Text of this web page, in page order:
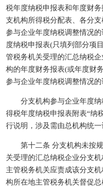
税年度纳税申报表和年度财
支机构所得税分配表、各分
参与企业年度纳税调整情况
度纳税申报表(只填列部分项
管税务机关受理的汇总纳税
构的年度财务报表(或年度财
参与企业年度纳税调整情况的
分支机构参与企业年度纳
得税年度纳税申报表附表“纳
行说明，涉及需由总机构统一
第十二条 分支机构未按规
关受理的汇总纳税企业分支
主管税务机关应责成该分支
构所在地主管税务机关督促